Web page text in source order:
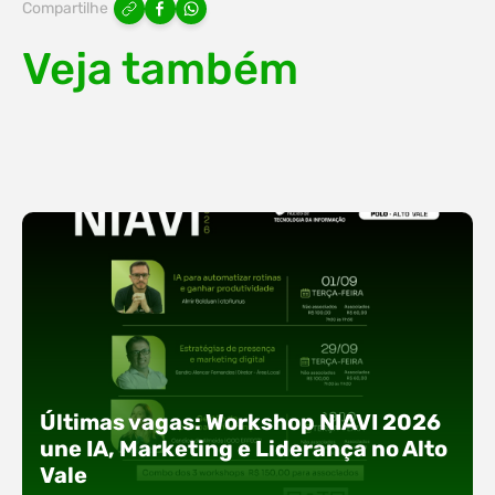
Compartilhe
Veja também
Últimas vagas: Workshop NIAVI 2026
une IA, Marketing e Liderança no Alto
Vale